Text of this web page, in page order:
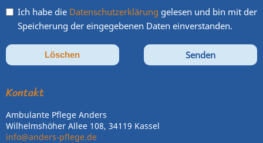
Ich habe die Datenschutzerklärung gelesen und bin mit der
Speicherung der eingegebenen Daten einverstanden.
Löschen
Kontakt
Ambulante Pflege Anders
Wilhelmshöher Allee 108, 34119 Kassel
info@anders-pflege.de